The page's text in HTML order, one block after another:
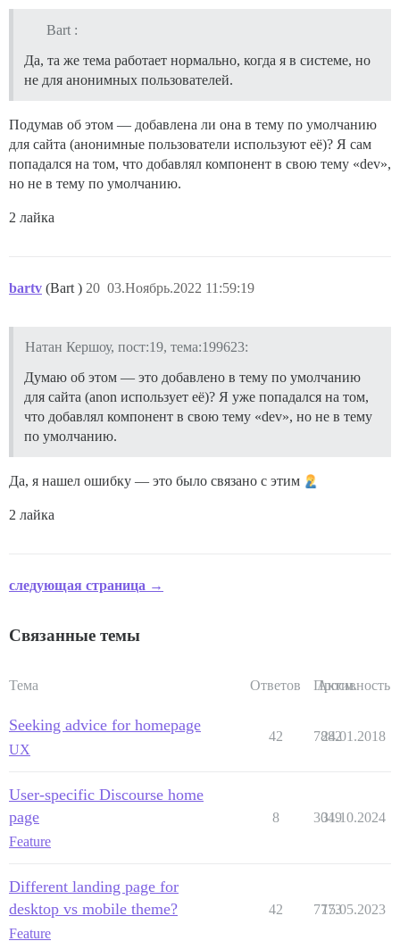
Bart :
Да, та же тема работает нормально, когда я в системе, но
не для анонимных пользователей.
Подумав об этом — добавлена ли она в тему по умолчанию
для сайта (анонимные пользователи используют её)? Я сам
попадался на том, что добавлял компонент в свою тему «dev»,
но не в тему по умолчанию.
2 лайка
bartv (Bart ) 03.Ноябрь.2022 11:59:19
20
Натан Кершоу, пост:19, тема:199623:
Думаю об этом — это добавлено в тему по умолчанию
для сайта (anon использует её)? Я уже попадался на том,
что добавлял компонент в свою тему «dev», но не в тему
по умолчанию.
Да, я нашел ошибку — это было связано с этим
2 лайка
следующая страница →
Связанные темы
Тема Ответов Просм.
Активность
Seeking advice for homepage
UX
42 7882
24.01.2018
User-specific Discourse home
page
Feature
8 3049
31.10.2024
Different landing page for
desktop vs mobile theme?
Feature
42 7773
15.05.2023